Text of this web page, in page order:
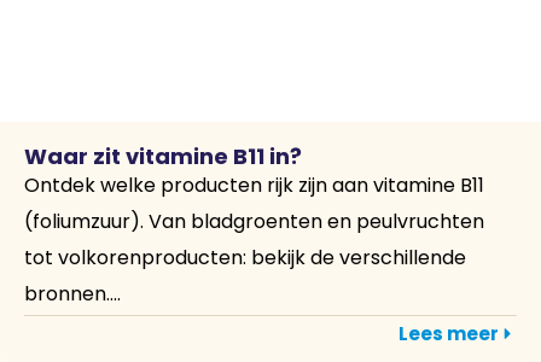
Waar zit vitamine B11 in?
Ontdek welke producten rijk zijn aan vitamine B11
(foliumzuur). Van bladgroenten en peulvruchten
tot volkorenproducten: bekijk de verschillende
bronnen....
Lees meer